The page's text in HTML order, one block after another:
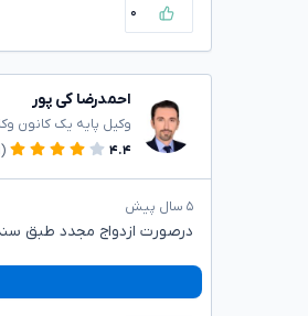
۰
احمدرضا کی پور
وکیل پایه یک کانون
۴.۴
(۱۷۱)
۵ سال پیش
درصورت ازدواج مجدد طبق